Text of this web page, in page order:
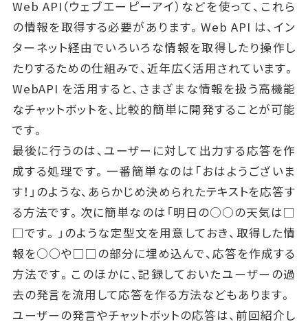
Web API（ウェブエーピーアイ）などを使って、これら
の情報を取得する必要があります。Web API は、イン
ターネット経由でいろいろな情報を取得したり操作し
たりするための仕組みで、近年広く活用されています。
WebAPI を活用すると、さまざまな情報を扱う高機能
なチャットボットを、比較的簡単に開発することが可能
です。
最後に行うのは、ユーザーに対して出力する応答を作
成する処理です。一番簡単なのは「おはようございま
す！」のような、あらかじめ決められたテキストを応答す
る方法です。次に簡単なのは「明日の○○の天気は□
□です。」のような定型文を用意しておき、取得した情
報を○○や□□の部分に埋め込んで、応答を作成する
方法です。このほかに、記録しておいたユーザーの過
去の発言を流用して応答を作る方法などもあります。
ユーザーの発言やチャットボットの応答は、前回紹介し